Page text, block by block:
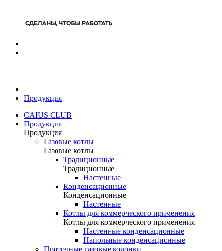
Продукция
CAIUS CLUB
Продукция
Продукция
Газовые котлы
Газовые котлы
Традиционные
Традиционные
Настенные
Конденсационные
Конденсационные
Настенные
Котлы для коммерческого применения
Котлы для коммерческого применения
Настенные конденсационные
Напольные конденсационные
Проточные газовые колонки